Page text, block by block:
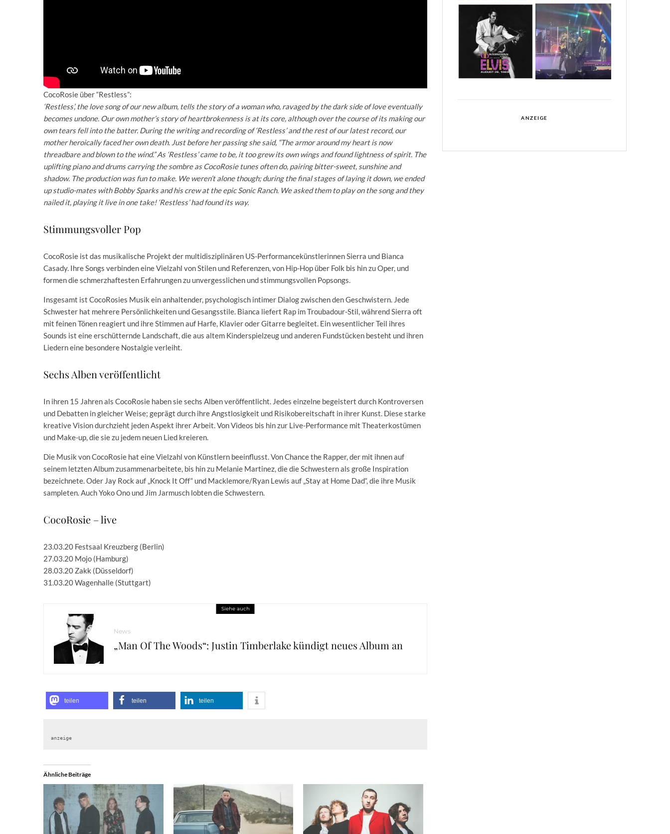
CocoRosie über “Restless”:
‘Restless’, the love song of our new album, tells the story of a woman who, ravaged by the dark side of love eventually
becomes undone. Our own mother’s story of heartbrokenness is at its core, although over the course of its making our
own tears fell into the batter. During the writing and recording of ‘Restless’ and the rest of our latest record, our
mother heroically faced her own death. Just before her passing she said, “The armor around my heart is now
threadbare and blown to the wind.” As ‘Restless’ came to be, it too grew its own wings and found lightness of spirit. The
uplifting piano and drums carrying the sombre as CocoRosie tunes often do, pairing bitter-sweet, sunshine and
shadow. The production was fun to make. We weren’t alone though; during the final stages of laying it down, we ended
up studio-mates with Bobby Sparks and his crew at the epic Sonic Ranch. We asked them to play on the song and they
nailed it, playing it live in one take! ‘Restless’ had found its way.
Stimmungsvoller Pop
CocoRosie ist das musikalische Projekt der multidisziplinären US-Performancekünstlerinnen Sierra und Bianca
Casady. Ihre Songs verbinden eine Vielzahl von Stilen und Referenzen, von Hip-Hop über Folk bis hin zu Oper, und
formen die schmerzhaftesten Erfahrungen zu unvergesslichen und stimmungsvollen Popsongs.
Insgesamt ist CocoRosies Musik ein anhaltender, psychologisch intimer Dialog zwischen den Geschwistern. Jede
Schwester hat mehrere Persönlichkeiten und Gesangsstile. Bianca liefert Rap im Troubadour-Stil, während Sierra oft
mit feinen Tönen reagiert und ihre Stimmen auf Harfe, Klavier oder Gitarre begleitet. Ein wesentlicher Teil ihres
Sounds ist eine erschütternde Landschaft, die aus altem Kinderspielzeug und anderen Fundstücken besteht und ihren
Liedern eine besondere Nostalgie verleiht.
Sechs Alben veröffentlicht
In ihren 15 Jahren als CocoRosie haben sie sechs Alben veröffentlicht. Jedes einzelne begeistert durch Kontroversen
und Debatten in gleicher Weise; geprägt durch ihre Angstlosigkeit und Risikobereitschaft in ihrer Kunst. Diese starke
kreative Vision durchzieht jeden Aspekt ihrer Arbeit. Von Videos bis hin zur Live-Performance mit Theaterkostümen
und Make-up, die sie zu jedem neuen Lied kreieren.
Die Musik von CocoRosie hat eine Vielzahl von Künstlern beeinflusst. Von Chance the Rapper, der mit ihnen auf
seinem letzten Album zusammenarbeitete, bis hin zu Melanie Martinez, die die Schwestern als große Inspiration
bezeichnete. Oder Jay Rock auf „Knock It Off“ und Macklemore/Ryan Lewis auf „Stay at Home Dad“, die ihre Musik
sampleten. Auch Yoko Ono und Jim Jarmusch lobten die Schwestern.
CocoRosie – live
23.03.20 Festsaal Kreuzberg (Berlin)
27.03.20 Mojo (Hamburg)
28.03.20 Zakk (Düsseldorf)
31.03.20 Wagenhalle (Stuttgart)
Siehe auch
News
„Man Of The Woods“: Justin Timberlake kündigt neues Album an
teilen teilen teilen
anzeige
Ähnliche Beiträge
ANZEIGE